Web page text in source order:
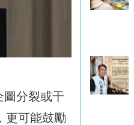
圖分裂或干
更可能鼓勵